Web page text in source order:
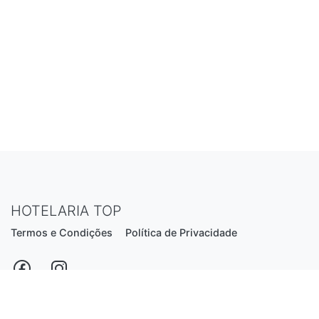
HOTELARIA TOP
Termos e Condições Política de Privacidade